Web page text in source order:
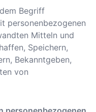
Begriff
personenbezogenen
Mitteln und
Speichern,
Bekanntgeben,
von